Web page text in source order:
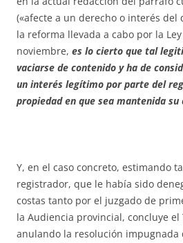
(«afecte a un derecho o interés del
la reforma llevada a cabo por la
noviembre, es lo cierto que tal
vaciarse de contenido y ha de
un interés legítimo por parte del
propiedad en que sea mantenida
Y, en el caso concreto, estimando
registrador, que le había sido
costas tanto por el juzgado de
la Audiencia provincial, concluye
anulando la resolución impugnada